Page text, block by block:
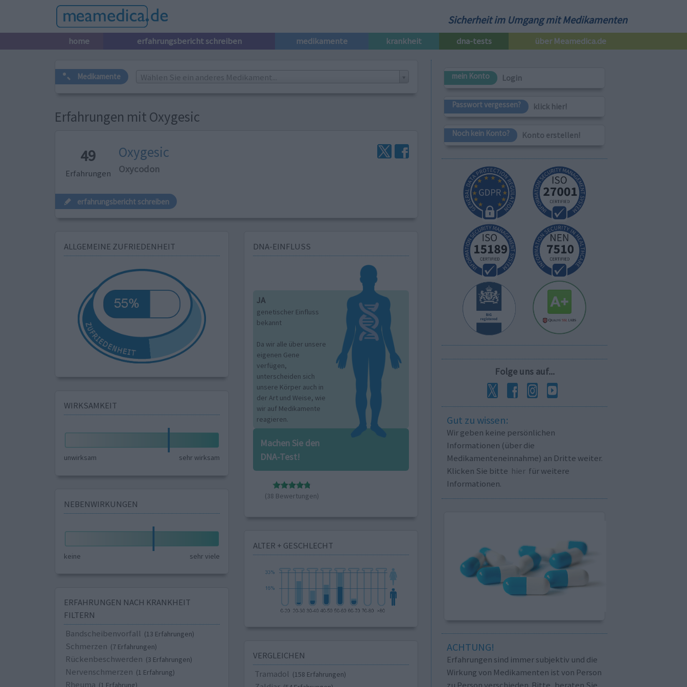
Sicherheit im Umgang mit Medikamenten
home erfahrungsbericht schreiben medikamente krankheit dna-tests über Meamedica.de
Medikamente Wählen Sie ein anderes Medikament...
Erfahrungen mit Oxygesic
49
Erfahrungen
Oxygesic
Oxycodon
erfahrungsbericht schreiben
ALLGEMEINE ZUFRIEDENHEIT
WIRKSAMKEIT
unwirksam sehr wirksam
NEBENWIRKUNGEN
keine sehr viele
ERFAHRUNGEN NACH KRANKHEIT
FILTERN
Bandscheibenvorfall (13 Erfahrungen)
Schmerzen (7 Erfahrungen)
Rückenbeschwerden (3 Erfahrungen)
Nervenschmerzen (1 Erfahrung)
Rheuma (1 Erfahrung)
DNA-EINFLUSS
JA
genetischer Einfluss
bekannt
Da wir alle über unsere
eigenen Gene
verfügen,
unterscheiden sich
unsere Körper auch in
der Art und Weise, wie
wir auf Medikamente
reagieren.
Machen Sie den
DNA-Test!
(38 Bewertungen)
ALTER + GESCHLECHT
VERGLEICHEN
Tramadol (158 Erfahrungen)
mein Konto Login
Passwort vergessen? klick hier!
Noch kein Konto? Konto erstellen!
Folge uns auf...
Gut zu wissen:
Wir geben keine persönlichen
Informationen (über die
Medikamenteneinnahme) an Dritte weiter.
Klicken Sie bitte hier für weitere
Informationen.
ACHTUNG!
Erfahrungen sind immer subjektiv und die
Wirkung von Medikamenten ist von Person